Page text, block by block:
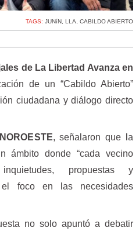
TAGS: JUNíN, LLA, CABILDO ABIERTO
de La Libertad Avanza en
de un “Cabildo Abierto”
ciudadana y diálogo directo
, señalaron que la
ámbito donde “cada vecino
propuestas y
el foco en las necesidades
no solo apuntó a debatir